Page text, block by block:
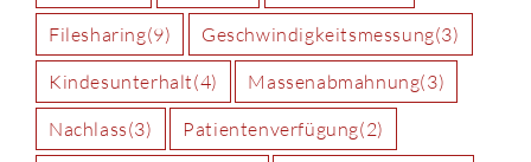
Filesharing(9) Geschwindigkeitsmessung(3)
Kindesunterhalt(4) Massenabmahnung(3)
Nachlass(3) Patientenverfügung(2)